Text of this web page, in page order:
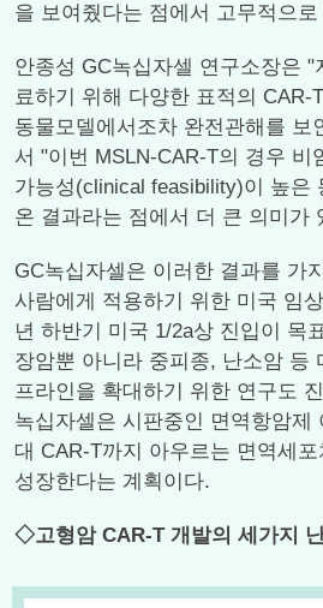
을 보여줬다는 점에서 고무적으
안종성 GC녹십자셀 연구소장은 "
료하기 위해 다양한 표적의 CAR-
동물모델에서조차 완전관해를 보
서 "이번 MSLN-CAR-T의 경우 비
가능성(clinical feasibility)이 높은
온 결과라는 점에서 더 큰 의미가
GC녹십자셀은 이러한 결과를 가
사람에게 적용하기 위한 미국 임
년 하반기 미국 1/2a상 진입이 목
장암뿐 아니라 중피종, 난소암 등
프라인을 확대하기 위한 연구도
녹십자셀은 시판중인 면역항암제
대 CAR-T까지 아우르는 면역세
성장한다는 계획이다.
◇고형암 CAR-T 개발의 세가지 난